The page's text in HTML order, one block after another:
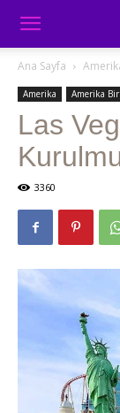
Ana Sayfa
Amerika Amerika
Las
3360